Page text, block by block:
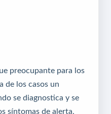
preocupante para los
de los casos un
se diagnostica y se
síntomas de alerta,